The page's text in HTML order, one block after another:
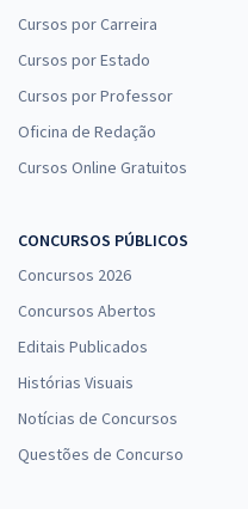
Cursos por Carreira
Cursos por Estado
Cursos por Professor
Oficina de Redação
Cursos Online Gratuitos
CONCURSOS PÚBLICOS
Concursos 2026
Concursos Abertos
Editais Publicados
Histórias Visuais
Notícias de Concursos
Questões de Concurso